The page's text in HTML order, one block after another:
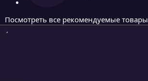
д
0
з
Посмотреть все рекомендуемые товары